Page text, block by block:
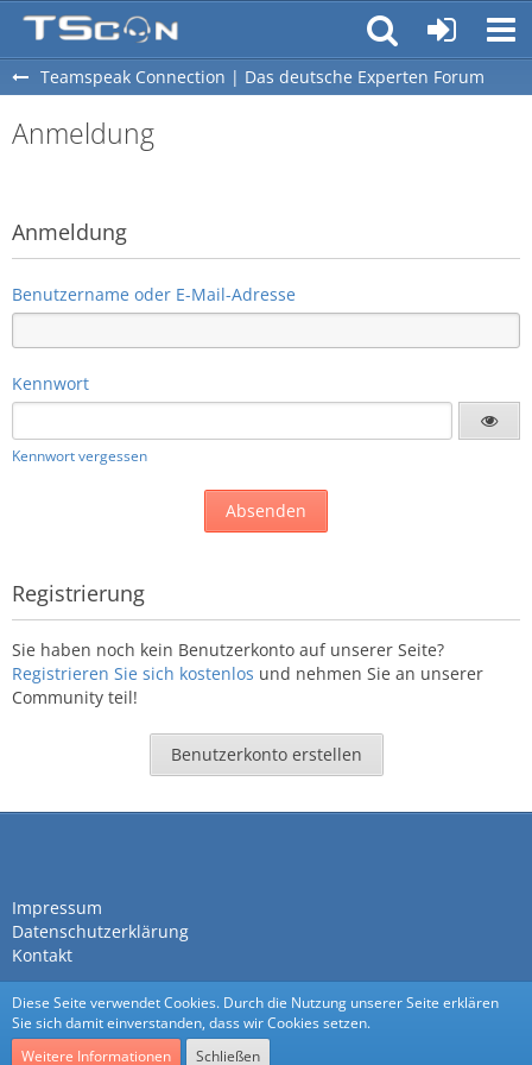
Teamspeak Connection | Das deutsche Experten Forum
Anmeldung
Anmeldung
Benutzername oder E-Mail-Adresse
Kennwort
Kennwort vergessen
Registrierung
Sie haben noch kein Benutzerkonto auf unserer Seite?
Registrieren Sie sich kostenlos und nehmen Sie an unserer
Community teil!
Benutzerkonto erstellen
Impressum
Datenschutzerklärung
Kontakt
Diese Seite verwendet Cookies. Durch die Nutzung unserer Seite erklären
Sie sich damit einverstanden, dass wir Cookies setzen.
Weitere Informationen
Schließen